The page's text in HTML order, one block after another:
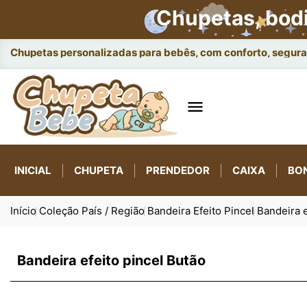
Chupetas,
Chupetas personalizadas para bebês, com conforto,

INICIAL CHUPETA PRENDEDOR CAIXA
Início Coleção País / Região Bandeira Efeito Pincel Bandeira
Bandeira efeito pincel Butão